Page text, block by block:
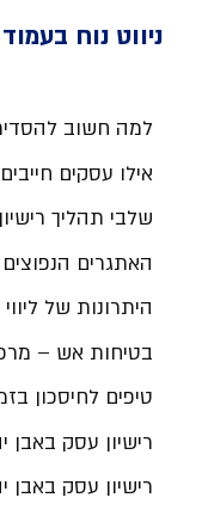
ניווט נוח בעמוד
למה חשוב
אילו עסקים
שלבי תהליך
האתגרים
היתרונות של
בטיחות אש –
טיפים לחיסכון
רישיון עסק באבן
רישיון עסק